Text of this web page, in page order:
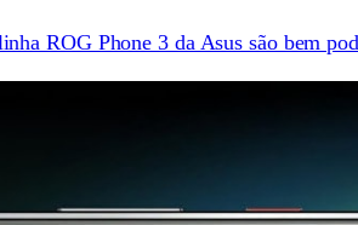
ROG Phone 3 da Asus são bem